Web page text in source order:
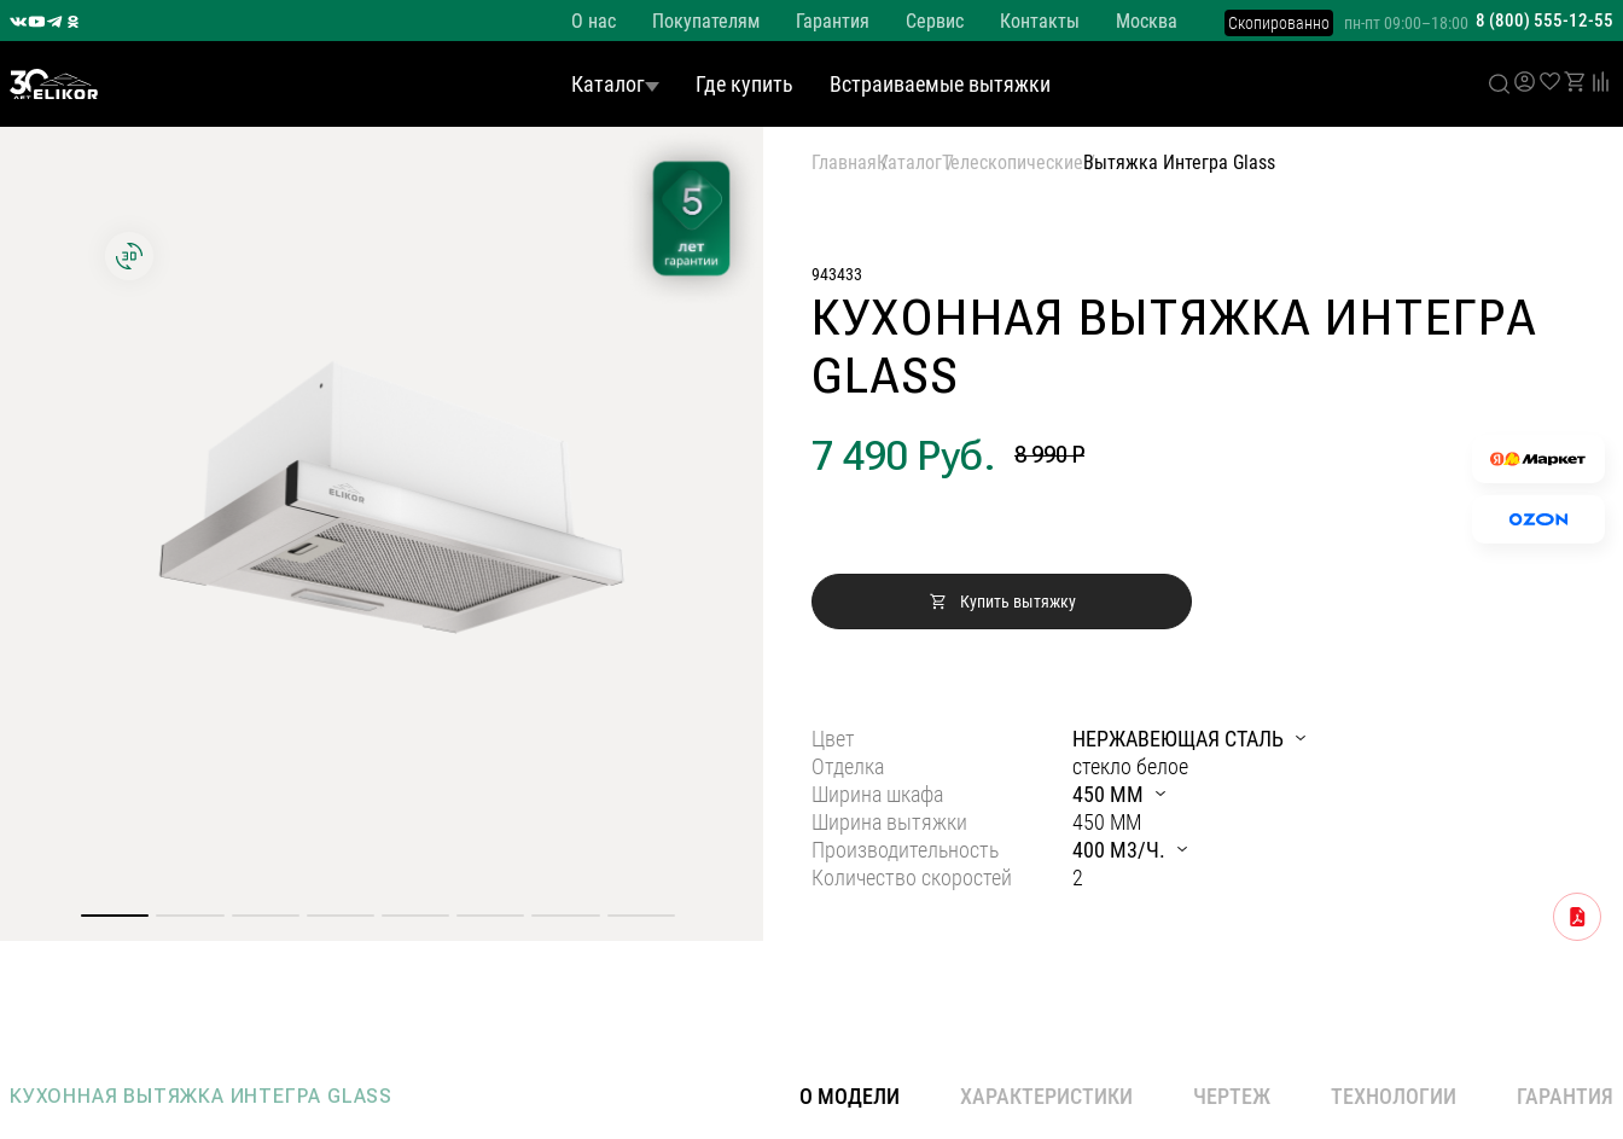
О нас Покупателям Гарантия Сервис Контакты Москва пн-пт 09:00–18:00 8 (800) 555-12-55
Скопированно
Каталог Где купить Встраиваемые вытяжки
ГлавнаяКаталогТелескопическиеВытяжка Интегра Glass
943433
КУХОННАЯ ВЫТЯЖКА ИНТЕГРА
GLASS
7 490 Руб. 8 990 Р
Купить вытяжку
Цвет
НЕРЖАВЕЮЩАЯ СТАЛЬ
Отделка
стекло белое
Ширина шкафа
450 ММ
Ширина вытяжки
450 ММ
Производительность
400 М3/Ч.
Количество скоростей
2
КУХОННАЯ ВЫТЯЖКА ИНТЕГРА GLASS О МОДЕЛИ ХАРАКТЕРИСТИКИ ЧЕРТЕЖ ТЕХНОЛОГИИ ГАРАНТИЯ